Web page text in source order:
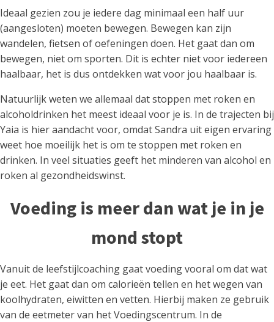
Ideaal gezien zou je iedere dag minimaal een half uur
(aangesloten) moeten bewegen. Bewegen kan zijn
wandelen, fietsen of oefeningen doen. Het gaat dan om
bewegen, niet om sporten. Dit is echter niet voor iedereen
haalbaar, het is dus ontdekken wat voor jou haalbaar is.
Natuurlijk weten we allemaal dat stoppen met roken en
alcoholdrinken het meest ideaal voor je is. In de trajecten bij
Yaia is hier aandacht voor, omdat Sandra uit eigen ervaring
weet hoe moeilijk het is om te stoppen met roken en
drinken. In veel situaties geeft het minderen van alcohol en
roken al gezondheidswinst.
Voeding is meer dan wat je in je
mond stopt
Vanuit de leefstijlcoaching gaat voeding vooral om dat wat
je eet. Het gaat dan om calorieën tellen en het wegen van
koolhydraten, eiwitten en vetten. Hierbij maken ze gebruik
van de eetmeter van het Voedingscentrum. In de